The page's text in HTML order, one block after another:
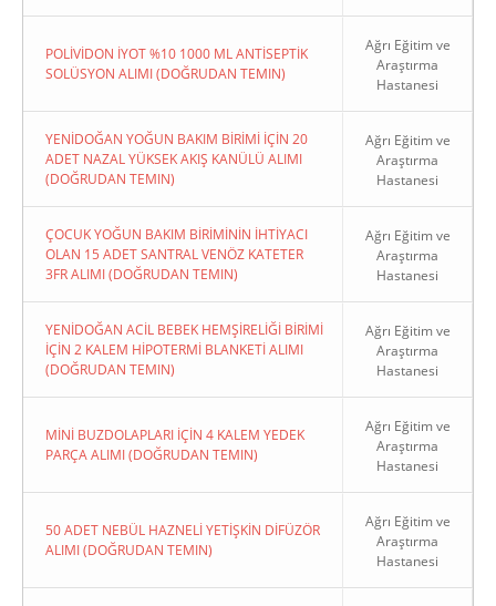
POLİVİDON İYOT %10 1000 ML ANTİSEPTİK
SOLÜSYON ALIMI (DOĞRUDAN TEMIN)
Ağrı Eğitim ve
Araştırma
Hastanesi
YENİDOĞAN YOĞUN BAKIM BİRİMİ İÇİN 20
ADET NAZAL YÜKSEK AKIŞ KANÜLÜ ALIMI
(DOĞRUDAN TEMIN)
Ağrı Eğitim ve
Araştırma
Hastanesi
ÇOCUK YOĞUN BAKIM BİRİMİNİN İHTİYACI
OLAN 15 ADET SANTRAL VENÖZ KATETER
3FR ALIMI (DOĞRUDAN TEMIN)
Ağrı Eğitim ve
Araştırma
Hastanesi
YENİDOĞAN ACİL BEBEK HEMŞİRELİĞİ BİRİMİ
İÇİN 2 KALEM HİPOTERMİ BLANKETİ ALIMI
(DOĞRUDAN TEMIN)
Ağrı Eğitim ve
Araştırma
Hastanesi
MİNİ BUZDOLAPLARI İÇİN 4 KALEM YEDEK
PARÇA ALIMI (DOĞRUDAN TEMIN)
Ağrı Eğitim ve
Araştırma
Hastanesi
50 ADET NEBÜL HAZNELİ YETİŞKİN DİFÜZÖR
ALIMI (DOĞRUDAN TEMIN)
Ağrı Eğitim ve
Araştırma
Hastanesi